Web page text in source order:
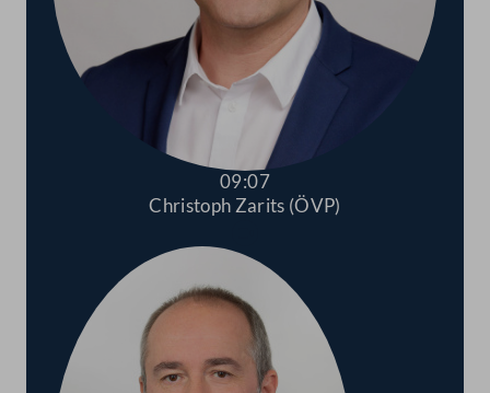
09:07
Christoph Zarits (ÖVP)